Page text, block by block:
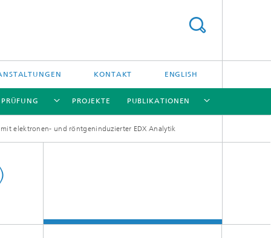
KONTAKT ENGLISH
PROJEKTE PUBLIKATIONEN
elektronen- und röntgeninduzierter EDX Analytik